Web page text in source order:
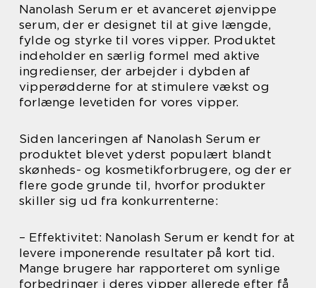
Nanolash Serum er et avanceret øjenvippe
serum, der er designet til at give længde,
fylde og styrke til vores vipper. Produktet
indeholder en særlig formel med aktive
ingredienser, der arbejder i dybden af
vipperødderne for at stimulere vækst og
forlænge levetiden for vores vipper.
Siden lanceringen af Nanolash Serum er
produktet blevet yderst populært blandt
skønheds- og kosmetikforbrugere, og der er
flere gode grunde til, hvorfor produkter
skiller sig ud fra konkurrenterne:
– Effektivitet: Nanolash Serum er kendt for at
levere imponerende resultater på kort tid.
Mange brugere har rapporteret om synlige
forbedringer i deres vipper allerede efter få